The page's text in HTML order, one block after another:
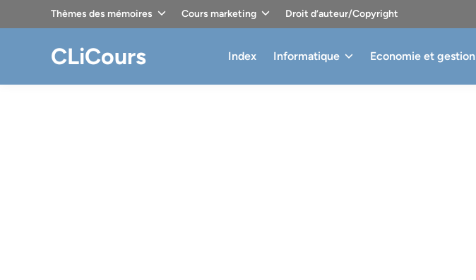
Thèmes des mémoires Cours marketing Droit d’auteur/Copyright
CLiCours Index Informatique Economie et gestion